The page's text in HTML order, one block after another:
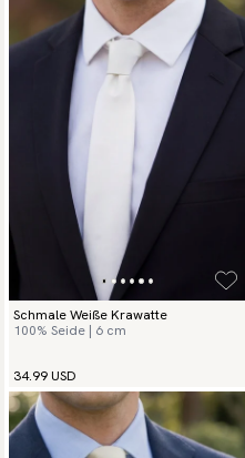
Schmale Weiße Krawatte
100% Seide | 6 cm
34.99 USD